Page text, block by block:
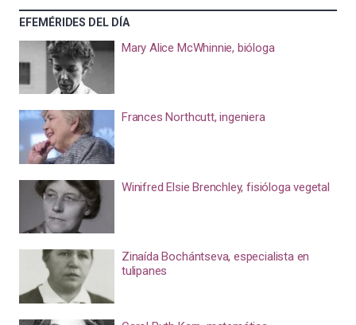
EFEMÉRIDES DEL DÍA
Mary Alice McWhinnie, bióloga
Frances Northcutt, ingeniera
Winifred Elsie Brenchley, fisióloga vegetal
Zinaída Bochántseva, especialista en
tulipanes